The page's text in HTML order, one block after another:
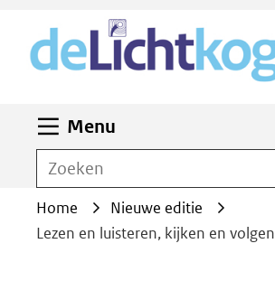
deze
worden
toegestaan
geweigerd.
Menu
Zoeken
Home
Nieuwe editie
Lezen en luisteren, kijken en volgen